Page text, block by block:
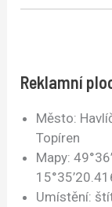
Reklamní
Město:
Topíren
Mapy:
Umístění: